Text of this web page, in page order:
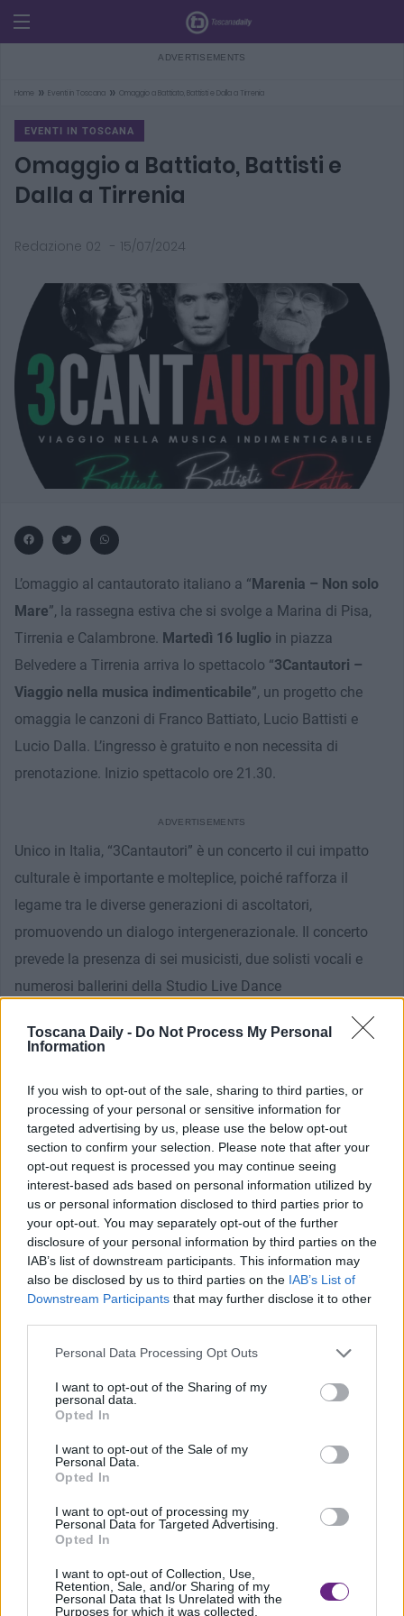
Toscana Daily - Do Not Process My Personal
Information
If you wish to opt-out of the sale, sharing to third parties, or
processing of your personal or sensitive information for
targeted advertising by us, please use the below opt-out
section to confirm your selection. Please note that after your
opt-out request is processed you may continue seeing
interest-based ads based on personal information utilized by
us or personal information disclosed to third parties prior to
your opt-out. You may separately opt-out of the further
disclosure of your personal information by third parties on the
IAB’s list of downstream participants. This information may
also be disclosed by us to third parties on the IAB’s List of
Downstream Participants that may further disclose it to other
Personal Data Processing Opt Outs
I want to opt-out of the Sharing of my
personal data.
Opted In
I want to opt-out of the Sale of my
Personal Data.
Opted In
I want to opt-out of processing my
Personal Data for Targeted Advertising.
Opted In
I want to opt-out of Collection, Use,
Retention, Sale, and/or Sharing of my
Personal Data that Is Unrelated with the
Purposes for which it was collected.
Home » Eventi in Toscana » Omaggio a Battiato, Battisti e Dalla a Tirrenia
EVENTI IN TOSCANA
Omaggio a Battiato, Battisti e
Dalla a Tirrenia
Redazione 02 - 15/07/2024
L’omaggio al cantautorato italiano a “Marenia – Non solo
Mare”, la rassegna estiva che si svolge a Marina di Pisa,
Tirrenia e Calambrone. Martedì 16 luglio in piazza
Belvedere a Tirrenia arriva lo spettacolo “3Cantautori –
Viaggio nella musica indimenticabile”, un progetto che
omaggia le canzoni di Franco Battiato, Lucio Battisti e
Lucio Dalla. L’ingresso è gratuito e non necessita di
prenotazione. Inizio spettacolo ore 21.30.
Unico in Italia, “3Cantautori” è un concerto il cui impatto
culturale è importante e molteplice, poiché rafforza il
legame tra le diverse generazioni di ascoltatori,
promuovendo un dialogo intergenerazionale. Il concerto
prevede la presenza di sei musicisti, due solisti vocali e
numerosi ballerini della Studio Live Dance
Ideatore dello
spettacolo èMarco Forconi, artista con oltre 2.000 concerti
protagonisti due volte a Marenia, nel 2019 e nel 2021.
Marenia – Non solo Mare” è organizzata e promossa dal
Comune di Pisa, con la compartecipazione della Camera di
Commercio Nord Ovest e la collaborazione di Teatro di
Pisa, Confcommercio Pisa, Proloco Litorale Pisano ed
Eliopoli. Il cartellone di eventi coinvolge Marina, Tirrenia e
Calambrone con incontri, presentazioni, concerti, spettacoli
per bambini e talent show, tutti a ingresso gratuito.
Precedente